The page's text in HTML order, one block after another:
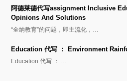
阿德莱德代写assignment Inclusive
Opinions And Solutions
“全纳教育”的问题，即主流化，…
Education 代写 ： Environment
Education 代写 ： …